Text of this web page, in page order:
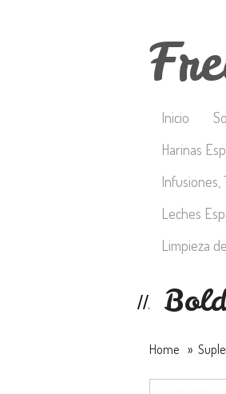
Inicio
Harinas
Infusiones,
Leches
Limpieza
Home »